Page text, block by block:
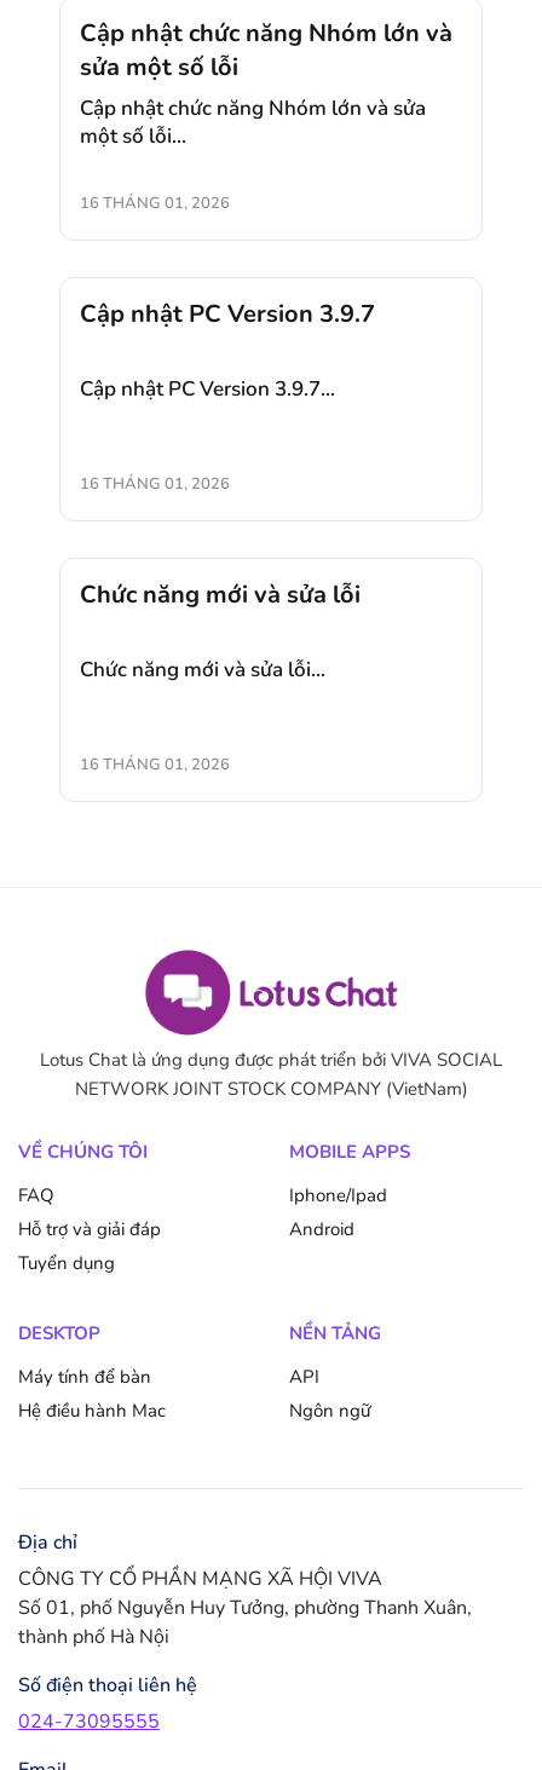
Cập nhật chức năng Nhóm lớn và
sửa một số lỗi
Cập nhật chức năng Nhóm lớn và sửa
một số lỗi...
16 THÁNG 01, 2026
Cập nhật PC Version 3.9.7
Cập nhật PC Version 3.9.7...
16 THÁNG 01, 2026
Chức năng mới và sửa lỗi
Chức năng mới và sửa lỗi...
16 THÁNG 01, 2026
Lotus Chat là ứng dụng được phát triển bởi VIVA SOCIAL
NETWORK JOINT STOCK COMPANY (VietNam)
VỀ CHÚNG TÔI
FAQ
Hỗ trợ và giải đáp
Tuyển dụng
MOBILE APPS
Iphone/Ipad
Android
DESKTOP
Máy tính để bàn
Hệ điều hành Mac
NỀN TẢNG
API
Ngôn ngữ
Địa chỉ
CÔNG TY CỔ PHẦN MẠNG XÃ HỘI VIVA
Số 01, phố Nguyễn Huy Tưởng, phường Thanh Xuân,
thành phố Hà Nội
Số điện thoại liên hệ
024-73095555